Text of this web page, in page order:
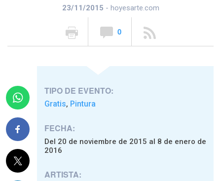
23/11/2015 - hoyesarte.com
0
TIPO DE EVENTO:
Gratis, Pintura
FECHA:
Del 20 de noviembre de 2015 al 8 de enero de
2016
ARTISTA: